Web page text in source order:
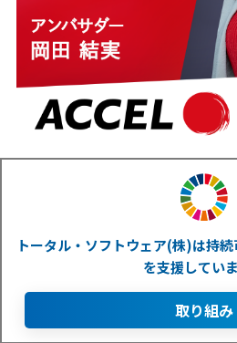
トータル・ソフトウェア(株)は持続
を支援していま
取り組み